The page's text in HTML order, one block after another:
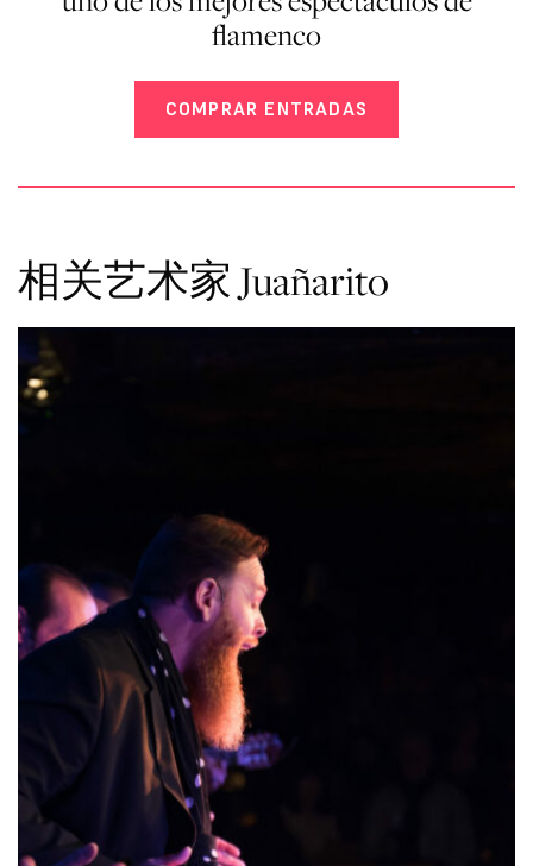
flamenco
COMPRAR ENTRADAS
相关艺术家 Juañarito